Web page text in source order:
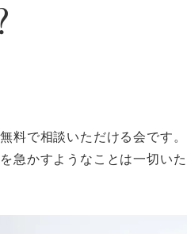
料で相談いただける会です。
急かすようなことは一切い